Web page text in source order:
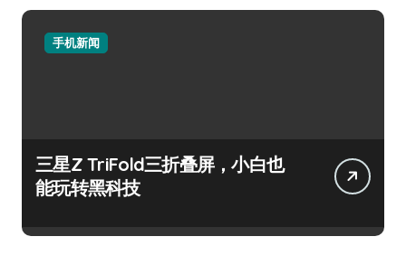
手机新闻
三星Z TriFold三折叠屏，小白也
能玩转黑科技